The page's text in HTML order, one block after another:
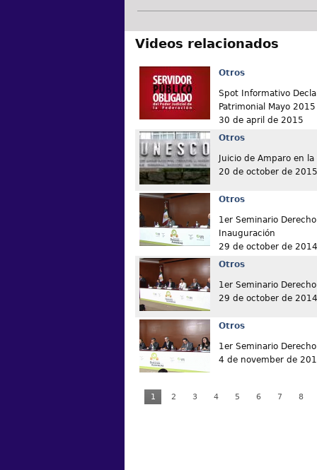
Videos relacionados
Otros
Spot Informativo
Patrimonial Mayo 2015
30 de april de 2015
Otros
Juicio de Amparo en
20 de october de 2015
Otros
1er Seminario
Inauguración
29 de october de 2014
Otros
1er Seminario
29 de october de 2014
Otros
1er Seminario
4 de november de
1 2 3 4 5 6 7 8